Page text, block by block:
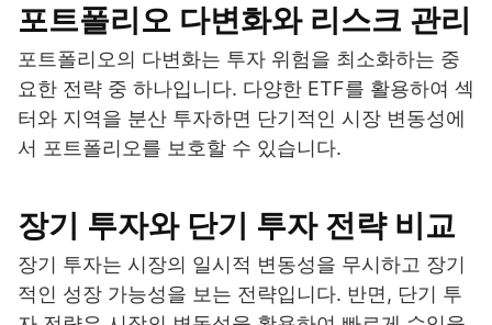
포트폴리오 다변화와 리스크 관리
포트폴리오의 다변화는 투자 위험을 최소화하는 중
요한 전략 중 하나입니다. 다양한 ETF를 활용하여 섹
터와 지역을 분산 투자하면 단기적인 시장 변동성에
서 포트폴리오를 보호할 수 있습니다.
장기 투자와 단기 투자 전략 비교
장기 투자는 시장의 일시적 변동성을 무시하고 장기
적인 성장 가능성을 보는 전략입니다. 반면, 단기 투